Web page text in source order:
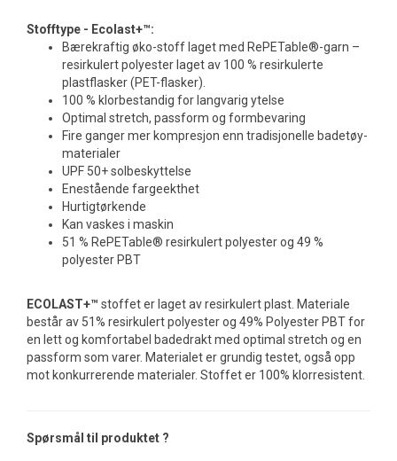
Stofftype - Ecolast+™:
Bærekraftig øko-stoff laget med RePETable®-garn –
resirkulert polyester laget av 100 % resirkulerte
plastflasker (PET-flasker).
100 % klorbestandig for langvarig ytelse
Optimal stretch, passform og formbevaring
Fire ganger mer kompresjon enn tradisjonelle badetøy-
materialer
UPF 50+ solbeskyttelse
Enestående fargeekthet
Hurtigtørkende
Kan vaskes i maskin
51 % RePETable® resirkulert polyester og 49 %
polyester PBT
ECOLAST+™ stoffet er laget av resirkulert plast. Materiale
består av 51% resirkulert polyester og 49% Polyester PBT for
en lett og komfortabel badedrakt med optimal stretch og en
passform som varer. Materialet er grundig testet, også opp
mot konkurrerende materialer. Stoffet er 100% klorresistent.
Spørsmål til produktet ?